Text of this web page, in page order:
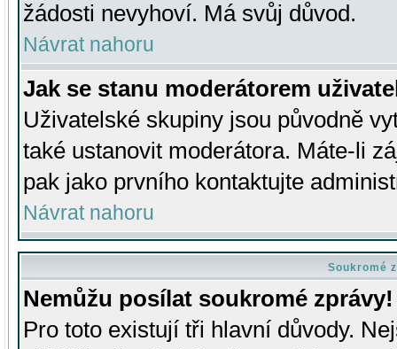
žádosti nevyhoví. Má svůj důvod.
Návrat nahoru
Jak se stanu moderátorem
Uživatelské skupiny jsou původně
také ustanovit moderátora. Máte-li
pak jako prvního kontaktujte
Návrat nahoru
Soukromé
Nemůžu posílat soukromé zprávy!
Pro toto existují tři hlavní důvody.